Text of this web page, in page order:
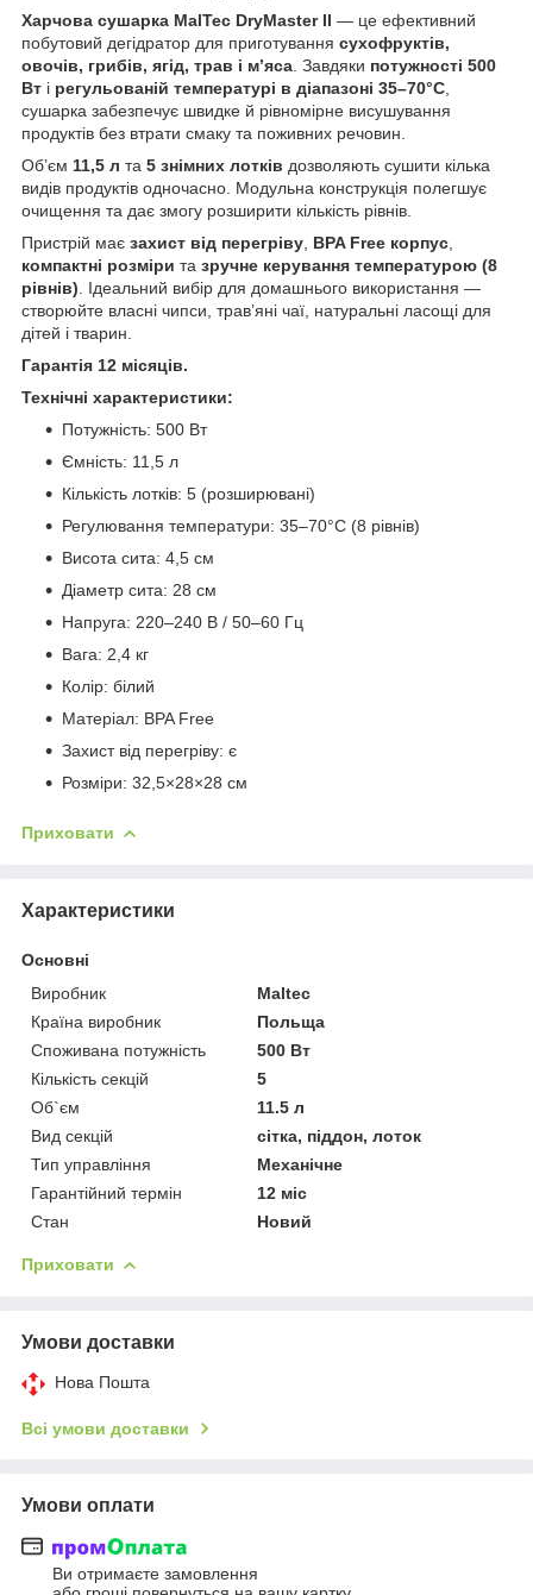
Харчова сушарка MalTec DryMaster II — це ефективний
побутовий дегідратор для приготування сухофруктів,
овочів, грибів, ягід, трав і м’яса . Завдяки потужності 500
Вт і регульованій температурі в діапазоні 35–70°C
сушарка забезпечує швидке й рівномірне висушування
продуктів без втрати смаку та поживних речовин.
Об’єм 11,5 л та 5 знімних лотків дозволяють сушити кілька
видів продуктів одночасно. Модульна конструкція полегшує
очищення та дає змогу розширити кількість рівнів.
Пристрій має захист від перегріву BPA Free корпус
компактні розміри та зручне керування температурою (8
рівнів) . Ідеальний вибір для домашнього використання —
створюйте власні чипси, трав’яні чаї, натуральні ласощі для
дітей і тварин.
Гарантія 12 місяців.
Технічні характеристики:
Потужність: 500 Вт
Ємність: 11,5 л
Кількість лотків: 5 (розширювані)
Регулювання температури: 35–70°C (8 рівнів)
Висота сита: 4,5 см
Діаметр сита: 28 см
Напруга: 220–240 В / 50–60 Гц
Вага: 2,4 кг
Колір: білий
Матеріал: BPA Free
Захист від перегріву: є
Розміри: 32,5×28×28 см
Приховати
Характеристики
Основні
Виробник
Maltec
Країна виробник
Польща
Споживана потужність
500 Вт
Кількість секцій
5
Об`єм
11.5 л
Вид секцій
сітка, піддон, лоток
Тип управління
Механічне
Гарантійний термін
12 міс
Стан
Новий
Приховати
Умови доставки
Нова Пошта
Всі умови доставки
Умови оплати
Ви отримаєте замовлення